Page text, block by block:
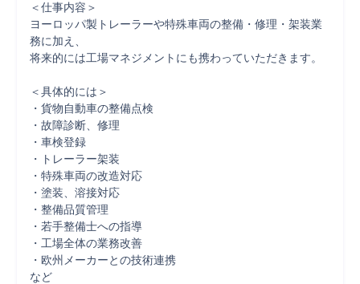
＜仕事内容＞
ヨーロッパ製トレーラーや特殊車両の整備・修理・架装業
務に加え、
将来的には工場マネジメントにも携わっていただきます。
＜具体的には＞
・貨物自動車の整備点検
・故障診断、修理
・車検登録
・トレーラー架装
・特殊車両の改造対応
・塗装、溶接対応
・整備品質管理
・若手整備士への指導
・工場全体の業務改善
・欧州メーカーとの技術連携
など